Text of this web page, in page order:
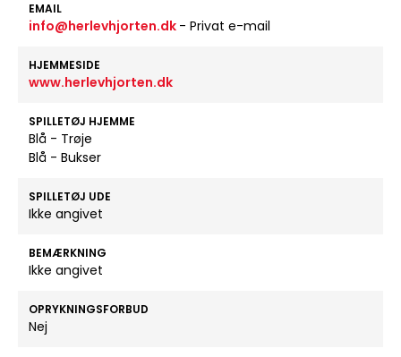
EMAIL
info@herlevhjorten.dk - Privat e-mail
HJEMMESIDE
www.herlevhjorten.dk
SPILLETØJ HJEMME
Blå - Trøje
Blå - Bukser
SPILLETØJ UDE
Ikke angivet
BEMÆRKNING
Ikke angivet
OPRYKNINGSFORBUD
Nej